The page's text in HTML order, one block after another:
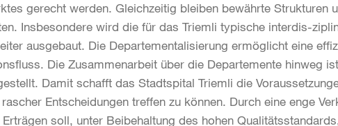
gerecht werden. Gleichzeitig bleiben bewährte Strukturen
Insbesondere wird die für das Triemli typische interdis-
ausgebaut. Die Departementalisierung ermöglicht eine
Die Zusammenarbeit über die Departemente hinweg
Damit schafft das Stadtspital Triemli die
Entscheidungen treffen zu können. Durch eine enge
soll, unter Beibehaltung des hohen